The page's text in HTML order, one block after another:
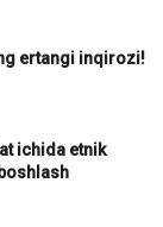
ertangi inqirozi!
ichida etnik